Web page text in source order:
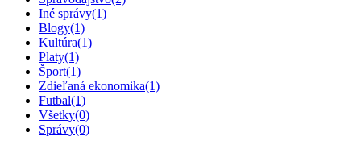
Iné správy(1)
Blogy(1)
Kultúra(1)
Platy(1)
Šport(1)
Zdieľaná ekonomika(1)
Futbal(1)
Všetky(0)
Správy(0)